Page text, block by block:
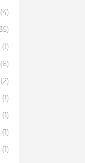
(4)
(1)
(6)
(2)
(1)
(1)
(1)
(1)